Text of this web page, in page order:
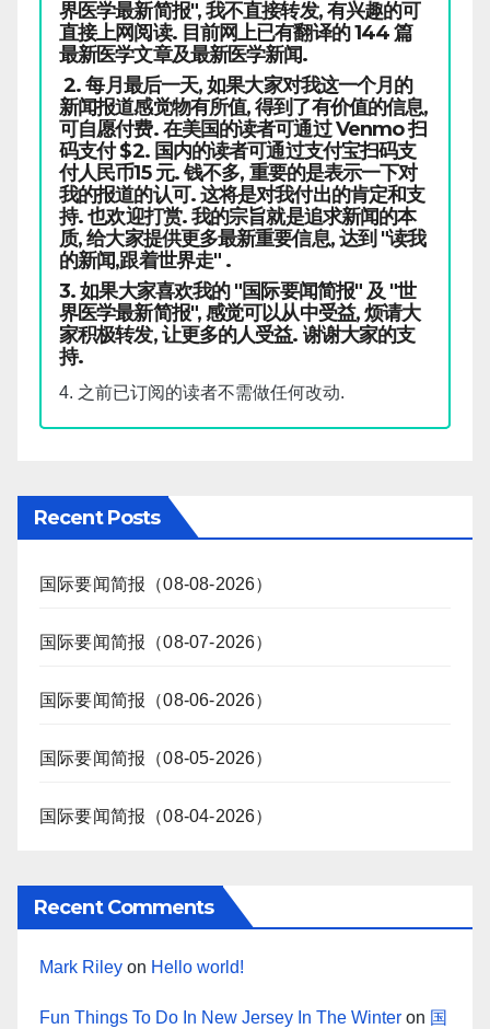
界医学最新简报", 我不直接转发, 有兴趣的可
直接上网阅读. 目前网上已有翻译的 144 篇
最新医学文章及最新医学新闻.
2. 每月最后一天, 如果大家对我这一个月的
新闻报道感觉物有所值, 得到了有价值的信息,
可自愿付费. 在美国的读者可通过 Venmo 扫
码支付 $2. 国内的读者可通过支付宝扫码支
付人民币15 元. 钱不多, 重要的是表示一下对
我的报道的认可. 这将是对我付出的肯定和支
持. 也欢迎打赏. 我的宗旨就是追求新闻的本
质, 给大家提供更多最新重要信息, 达到 "读我
的新闻,跟着世界走" .
3. 如果大家喜欢我的 "国际要闻简报" 及 "世
界医学最新简报", 感觉可以从中受益, 烦请大
家积极转发, 让更多的人受益. 谢谢大家的支
持.
4. 之前已订阅的读者不需做任何改动.
Recent Posts
国际要闻简报（08-08-2026）
国际要闻简报（08-07-2026）
国际要闻简报（08-06-2026）
国际要闻简报（08-05-2026）
国际要闻简报（08-04-2026）
Recent Comments
Mark Riley on Hello world!
Fun Things To Do In New Jersey In The Winter on 国